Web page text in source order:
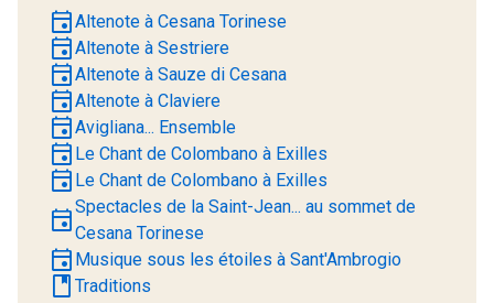
eventAltenote à Cesana Torinese
eventAltenote à Sestriere
eventAltenote à Sauze di Cesana
eventAltenote à Claviere
eventAvigliana... Ensemble
event Le Chant de Colombano à Exilles
event Le Chant de Colombano à Exilles
eventSpectacles de la Saint-Jean... au sommet de
Cesana Torinese
event Musique sous les étoiles à Sant'Ambrogio
book Traditions